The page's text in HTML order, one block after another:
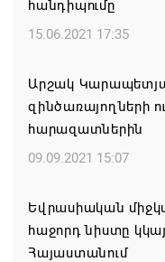
ֆոնդային
05.08.2026 11:57
բնակարանների
05.08.2026 11:52
հանդիպումը
15.06.2021 17:35
Արշակ
զինծառայողների
հարազատներին
09.09.2021 15:07
Եվրասիական
հաջորդ նիստը
Հայաստանում